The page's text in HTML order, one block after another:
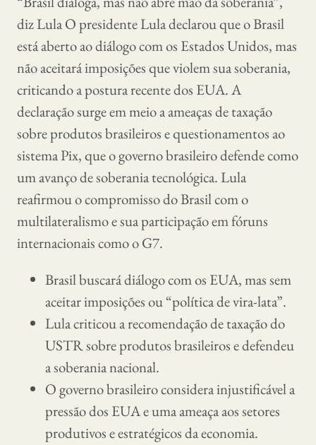
diz Lula O presidente Lula declarou que o Brasil
está aberto ao diálogo com os Estados Unidos, mas
não aceitará imposições que violem sua soberania,
criticando a postura recente dos EUA. A
declaração surge em meio a ameaças de taxação
sobre produtos brasileiros e questionamentos ao
sistema Pix, que o governo brasileiro defende como
um avanço de soberania tecnológica. Lula
reafirmou o compromisso do Brasil com o
multilateralismo e sua participação em fóruns
internacionais como o G7.
Brasil buscará diálogo com os EUA, mas sem
aceitar imposições ou “política de vira-lata”.
Lula criticou a recomendação de taxação do
USTR sobre produtos brasileiros e defendeu
a soberania nacional.
O governo brasileiro considera injustificável a
pressão dos EUA e uma ameaça aos setores
produtivos e estratégicos da economia.